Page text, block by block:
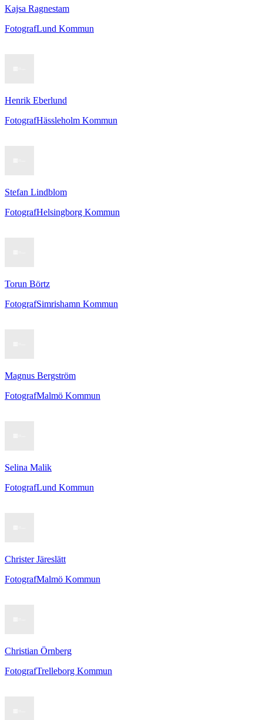
Kajsa Ragnestam
FotografLund Kommun
Henrik Eberlund
FotografHässleholm Kommun
Stefan Lindblom
FotografHelsingborg Kommun
Torun Börtz
FotografSimrishamn Kommun
Magnus Bergström
FotografMalmö Kommun
Selina Malik
FotografLund Kommun
Christer Järeslätt
FotografMalmö Kommun
Christian Örnberg
FotografTrelleborg Kommun